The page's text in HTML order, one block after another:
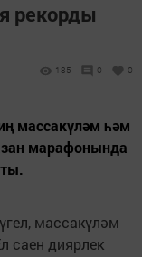
рекорды
185 0 0
массакүләм һәм
марафонында
массакүләм
саен диярлек